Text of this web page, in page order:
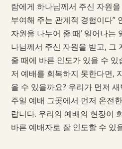
람에게 하나님께서 주신 자원
부여해 주는 관계적 경험이다”
자원을 나누어 줄 때’ 일어나는
나님께서 주신 자원을 받고, 그
줄 때에 바른 인도가 있을 수 있
저 예배를 회복하지 못한다면,
올 수 있을까요? 우리가 먼저
주일 예배 그곳에서 먼저 온전
랍니다. 우리의 예배의 현장이
바른 예배자로 잘 인도할 수 있